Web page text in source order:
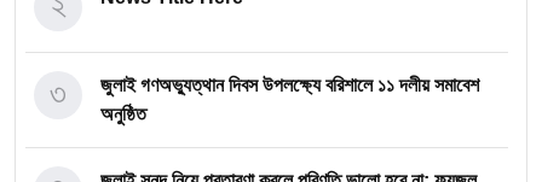
জুলাই গণঅভ্যুত্থান দিবস উপলক্ষ্যে বরিশালে ১১ দলীয় সমাবেশ
অনুষ্ঠিত
৩